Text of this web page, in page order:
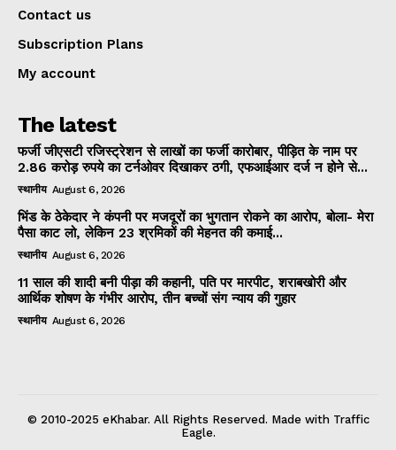
Contact us
Subscription Plans
My account
The latest
फर्जी जीएसटी रजिस्ट्रेशन से लाखों का फर्जी कारोबार, पीड़ित के नाम पर
2.86 करोड़ रुपये का टर्नओवर दिखाकर ठगी, एफआईआर दर्ज न होने से...
स्थानीय August 6, 2026
भिंड के ठेकेदार ने कंपनी पर मजदूरों का भुगतान रोकने का आरोप, बोला- मेरा
पैसा काट लो, लेकिन 23 श्रमिकों की मेहनत की कमाई...
स्थानीय August 6, 2026
11 साल की शादी बनी पीड़ा की कहानी, पति पर मारपीट, शराबखोरी और
आर्थिक शोषण के गंभीर आरोप, तीन बच्चों संग न्याय की गुहार
स्थानीय August 6, 2026
© 2010-2025 eKhabar. All Rights Reserved. Made with Traffic
Eagle.